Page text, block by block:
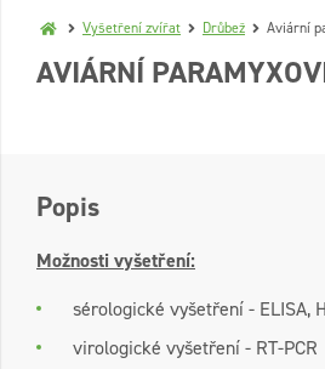
Vyšetření zvířat Drůbež Aviární
AVIÁRNÍ
Popis
Možnosti vyšetření:
sérologické vyšetření - ELISA,
virologické vyšetření - RT-PCR